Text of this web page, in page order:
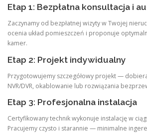
Etap 1: Bezpłatna konsultacja i
Zaczynamy od bezpłatnej wizyty w Twojej
ocenia układ pomieszczeń i proponuje
kamer.
Etap 2: Projekt indywidualny
Przygotowujemy szczegółowy projekt —
NVR/DVR, okablowanie lub rozwiązania
Etap 3: Profesjonalna instalacja
Certyfikowany technik wykonuje instalację w
Pracujemy czysto i starannie — minimalne